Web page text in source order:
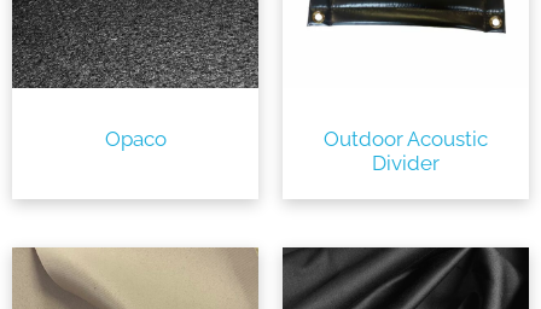
Opaco
Outdoor Acoustic
Divider